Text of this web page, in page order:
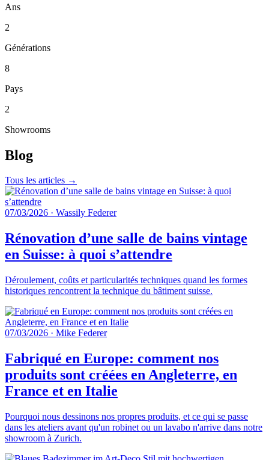
Ans
2
Générations
8
Pays
2
Showrooms
Blog
Tous les articles →
07/03/2026 · Wassily Federer
Rénovation d’une salle de bains vintage
en Suisse: à quoi s’attendre
Déroulement, coûts et particularités techniques quand les formes
historiques rencontrent la technique du bâtiment suisse.
07/03/2026 · Mike Federer
Fabriqué en Europe: comment nos
produits sont créées en Angleterre, en
France et en Italie
Pourquoi nous dessinons nos propres produits, et ce qui se passe
dans les ateliers avant qu'un robinet ou un lavabo n'arrive dans notre
showroom à Zurich.